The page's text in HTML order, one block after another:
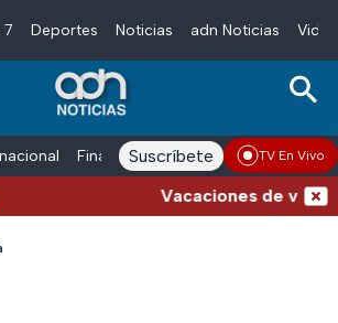
7 Deportes Noticias adn Noticias
Finanzas adn Noticias Radio
Suscríbete TV En Vivo
Vacaciones de verano